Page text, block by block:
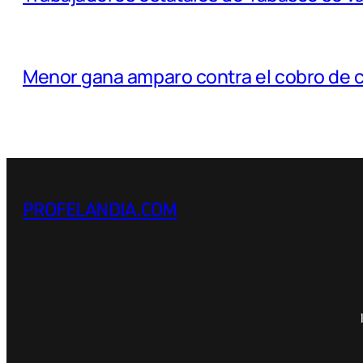
Menor gana amparo contra el cobro de
PROFELANDIA.COM